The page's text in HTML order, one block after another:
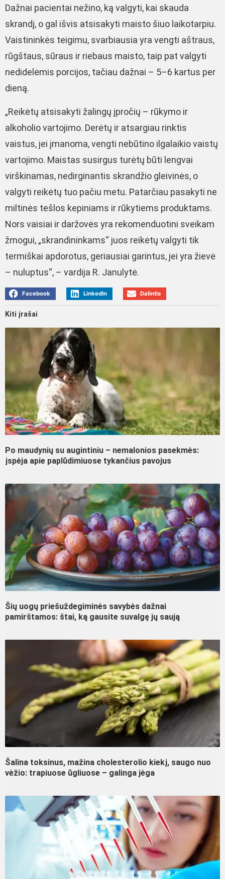
Dažnai pacientai nežino, ką valgyti, kai skauda
skrandį, o gal išvis atsisakyti maisto šiuo laikotarpiu.
Vaistininkės teigimu, svarbiausia yra vengti aštraus,
rūgštaus, sūraus ir riebaus maisto, taip pat valgyti
nedidelėmis porcijos, tačiau dažnai – 5–6 kartus per
dieną.
„Reikėtų atsisakyti žalingų įpročių – rūkymo ir
alkoholio vartojimo. Derėtų ir atsargiau rinktis
vaistus, jei įmanoma, vengti nebūtino ilgalaikio vaistų
vartojimo. Maistas susirgus turėtų būti lengvai
virškinamas, nedirginantis skrandžio gleivinės, o
valgyti reikėtų tuo pačiu metu. Patarčiau pasakyti ne
miltinės tešlos kepiniams ir rūkytiems produktams.
Nors vaisiai ir daržovės yra rekomenduotini sveikam
žmogui, „skrandininkams“ juos reikėtų valgyti tik
termiškai apdorotus, geriausiai garintus, jei yra žievė
– nuluptus“, – vardija R. Janulytė.
Facebook LinkedIn Dalintis
Kiti įrašai
Po maudynių su augintiniu – nemalonios pasekmės:
įspėja apie paplūdimiuose tykančius pavojus
Šių uogų priešuždegiminės savybės dažnai
pamirštamos: štai, ką gausite suvalgę jų saują
Šalina toksinus, mažina cholesterolio kiekį, saugo nuo
vėžio: trapiuose ūgliuose – galinga jėga